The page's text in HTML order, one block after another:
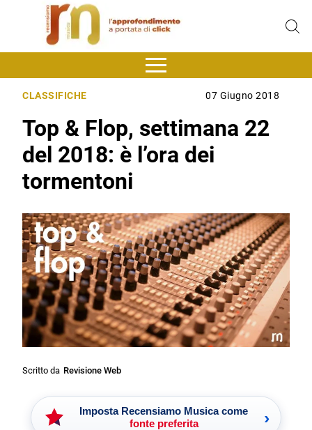
CLASSIFICHE 07 Giugno 2018
Top & Flop, settimana 22
del 2018: è l’ora dei
tormentoni
Scritto da Revisione Web
Imposta Recensiamo Musica come
fonte preferita
›